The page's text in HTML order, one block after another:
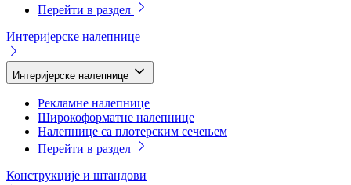
Перейти в раздел
Интеријерске налепнице
Интеријерске налепнице
Рекламне налепнице
Широкоформатне налепнице
Налепнице са плотерским сечењем
Перейти в раздел
Конструкције и штандови